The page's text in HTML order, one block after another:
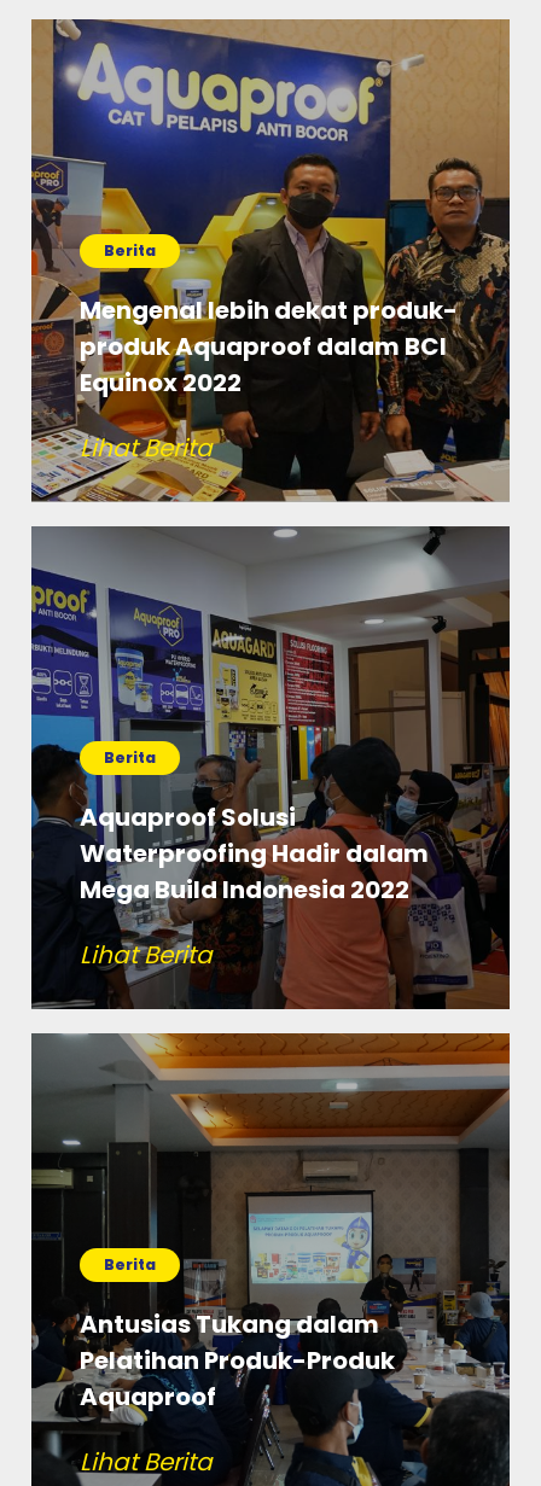
Berita
Mengenal lebih dekat produk-
produk Aquaproof dalam BCI
Equinox 2022
Lihat Berita
Berita
Aquaproof Solusi
Waterproofing Hadir dalam
Mega Build Indonesia 2022
Lihat Berita
Berita
Antusias Tukang dalam
Pelatihan Produk-Produk
Aquaproof
Lihat Berita